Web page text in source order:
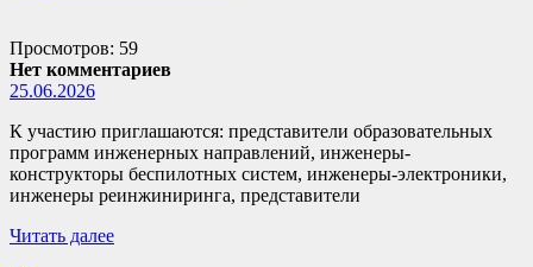
Просмотров: 59
Нет комментариев
25.06.2026
К участию приглашаются: представители образовательных
программ инженерных направлений, инженеры-
конструкторы беспилотных систем, инженеры-электроники,
инженеры реинжиниринга, представители
Читать далее